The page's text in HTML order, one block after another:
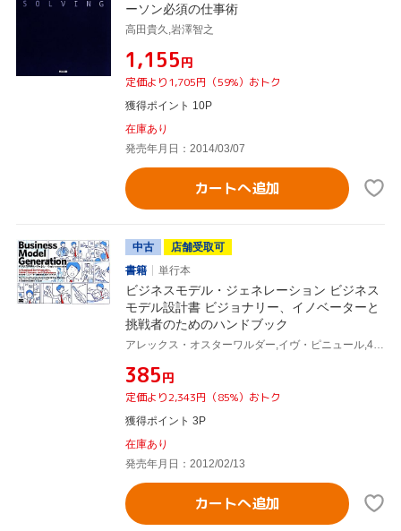
ーソン必須の仕事術
高田貴久,岩澤智之
¥1,155円
定価より1,705円（59%）おトク
獲得ポイント 10P
在庫あり
発売年月日：2014/03/07
カートへ追加
中古
店舗受取可
書籍
単行本
ビジネスモデル・ジェネレーション ビジネス
モデル設計書 ビジョナリー、イノベーターと
挑戦者のためのハンドブック
アレックス・オスターワルダー,イヴ・ピニュール,45カ国の470人の実践者,小山龍介
¥385円
定価より2,343円（85%）おトク
獲得ポイント 3P
在庫あり
発売年月日：2012/02/13
カートへ追加